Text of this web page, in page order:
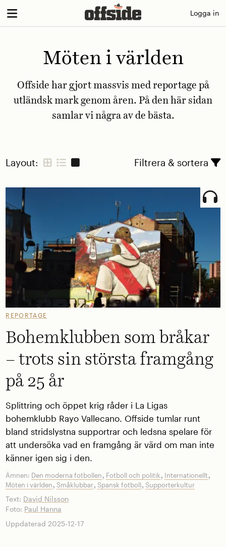
Skip
Logga in
Möten i världen
Offside har gjort massvis med reportage på
utländsk mark genom åren. På den här sidan
samlar vi några av de bästa.
Layout: Filtrera & sortera
REPORTAGE
Bohemklubben som bråkar
– trots sin största framgång
på 25 år
Splittring och öppet krig råder i La Ligas
bohemklubb Rayo Vallecano. Offside tumlar runt
bland stridslystna supportrar och ledsna spelare för
att undersöka vad en framgång är värd om man inte
känner igen sig i den.
Ämnen: Den moderna fotbollen, Fotboll och politik, Internationellt,
Möten i världen,Småklubbar,Spansk fotboll,Supporterkultur
Text: David Nilsson
Foto: Paul Hanna
Uppdaterad 2025-12-17